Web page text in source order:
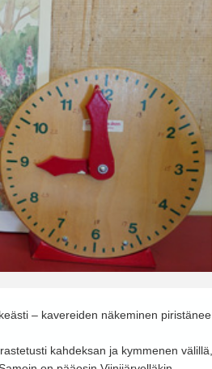
– kavereiden näkeminen piristänee
kahdeksan ja kymmenen välillä,